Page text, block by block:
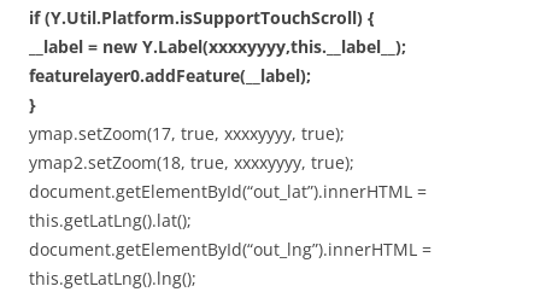
if (Y.Util.Platform.isSupportTouchScroll) {
__label = new Y.Label(xxxxyyyy,this.__label__);
featurelayer0.addFeature(__label);
}
ymap.setZoom(17, true, xxxxyyyy, true);
ymap2.setZoom(18, true, xxxxyyyy, true);
document.getElementById(“out_lat”).innerHTML =
this.getLatLng().lat();
document.getElementById(“out_lng”).innerHTML =
this.getLatLng().lng();